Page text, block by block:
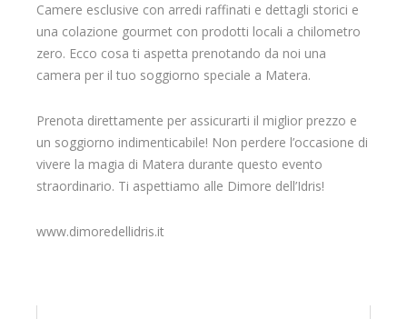
Camere esclusive con arredi raffinati e dettagli storici e
una colazione gourmet con prodotti locali a chilometro
zero. Ecco cosa ti aspetta prenotando da noi una
camera per il tuo soggiorno speciale a Matera.
Prenota direttamente per assicurarti il miglior prezzo e
un soggiorno indimenticabile! Non perdere l’occasione di
vivere la magia di Matera durante questo evento
straordinario. Ti aspettiamo alle Dimore dell’Idris!
www.dimoredellidris.it